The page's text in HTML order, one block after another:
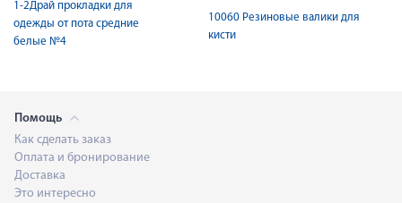
1-2Драй прокладки для
одежды от пота средние
белые №4
10060 Резиновые валики для
кисти
Помощь
Как сделать заказ
Оплата и бронирование
Доставка
Это интересно